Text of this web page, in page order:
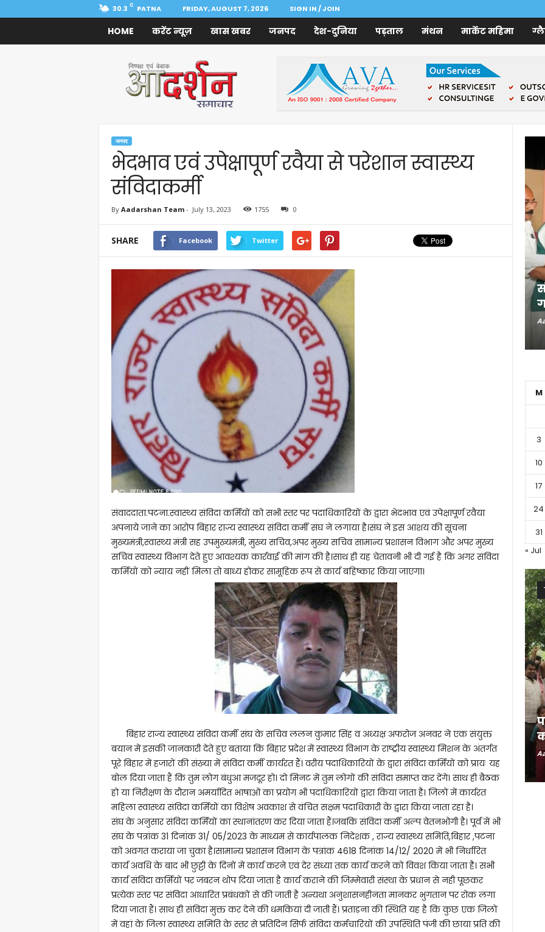
30.3 C PATNA FRIDAY, AUGUST 7, 2026 SIGN IN / JOIN
HOME करेंट न्यूज़ खास खबर जनपद देश-दुनिया पड़ताल मंथन मार्केट महिमा
Samachar
जनपद
भेदभाव एवं उपेक्षापूर्ण रवैया से परेशान स्वास्थ्य
संविदाकर्मी
By Aadarshan Team- July 13, 2023 1755 0
SHARE Facebook Twitter
संवाददाता.पटना.स्वास्थ्य संविदा कर्मियों को सभी स्तर पर पदाधिकारियों के द्वारा भेदभाव एवं उपेक्षापूर्ण रवैया
अपनाये जाने का आरोप बिहार राज्य स्वास्थ्य संविदा कर्मी संघ ने लगाया है।संघ ने इस आशय की सूचना
मुख्यमंत्री,स्वास्थ्य मंत्री सह उपमुख्यमंत्री, मुख्य सचिव,अपर मुख्य सचिव सामान्य प्रशासन विभाग और अपर मुख्य
सचिव स्वास्थ्य विभाग देते हुए आवश्यक कार्रवाई की मांग की है।साथ ही यह चेतावनी भी दी गई है कि अगर संविदा
कर्मियों को न्याय नहीं मिला तो बाध्य होकर सामूहिक रूप से कार्य बहिष्कार किया जाएगा।
बिहार राज्य स्वास्थ्य संविदा कर्मी संघ के सचिव ललन कुमार सिंह व अध्यक्ष अफरोज अनवर ने एक संयुक्त
बयान में इसकी जानकारी देते हुए बताया कि बिहार प्रदेश में स्वास्थ्य विभाग के राष्ट्रीय स्वास्थ्य मिशन के अंतर्गत
पूरे बिहार में हजारों की संख्या में संविदा कर्मी कार्यरत हैं। वरीय पदाधिकारियों के द्वारा संविदा कर्मियों को प्रायः यह
बोल दिया जाता हैं कि तुम लोग बंधुआ मजदूर हो। दो मिनट में तुम लोगों की संविदा समाप्त कर देंगे। साथ ही बैठक
हो या निरीक्षण के दौरान अमर्यादित भाषाओं का प्रयोग भी पदाधिकारियों द्वारा किया जाता है। जिलों में कार्यरत
महिला स्वास्थ्य संविदा कर्मियों का विशेष अवकाश से वंचित सक्षम पदाधिकारी के द्वारा किया जाता रहा है।
संघ के अनुसार संविदा कर्मियों का स्थानांतरण कर दिया जाता हैं।जबकि संविदा कर्मी अल्प वेतनभोगी है। पूर्व में भी
संघ के पत्रांक 31 दिनांक 31/ 05/2023 के माध्यम से कार्यपालक निदेशक , राज्य स्वास्थ्य समिति,बिहार ,पटना
को अवगत कराया जा चुका है।सामान्य प्रशासन विभाग के पत्रांक 4618 दिनांक 14/12/ 2020 में भी निर्धारित
कार्य अवधि के बाद भी छुट्टी के दिनों में कार्य करने एवं देर संध्या तक कार्य करने को विवश किया जाता है। सभी
कार्य संविदा कर्मियों पर जबरन थोप दिया जाता है कार्य कराने की जिम्मेवारी संस्था के प्रधान से नही पूछकर
प्रत्येक स्तर पर संविदा आधारित प्रबंधकों से की जाती है अन्यथा अनुशासनहीनता मानकर भुगतान पर रोक लगा
दिया जाता हैं। साथ ही संविदा मुक्त कर देने की धमकियां दी जाती हैं। प्रताड़ना की स्थिति यह है कि कुछ एक जिलों
में वहां के जिला स्वास्थ्य समिति के स्तर से प्रतिदिन सिर्फ संविदा कर्मचारियों की उपस्थिति पंजी की छाया प्रति की
M
3
10
17
24
31
« Jul